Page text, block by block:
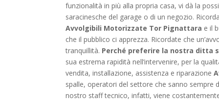
funzionalità in più alla propria casa, vi dà la
saracinesche del garage o di un negozio.
Avvolgibili Motorizzate Tor Pignattara e il
che il pubblico ci apprezza. Ricordate che
tranquillità. Perché preferire la nostra ditta
sua estrema rapidità nell’intervenire, per la
vendita, installazione, assistenza e riparazione
spalle, operatori del settore che sanno
nostro staff tecnico, infatti, viene